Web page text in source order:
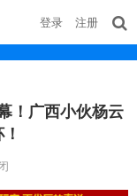
登录 注册
！广西小伙杨云